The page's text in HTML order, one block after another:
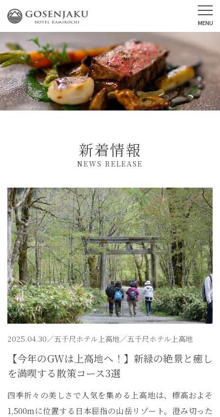
MENU
新着情報
NEWS RELEASE
2025.04.30／五千尺ホテル上高地／五千尺ホテル上高地
【今年のGWは上高地へ！】新緑の絶景と癒し
を満喫する散策コース3選
四季折々の美しさで人気を集める上高地は、標高およそ
1,500mに位置する日本屈指の山岳リゾート。澄み切った